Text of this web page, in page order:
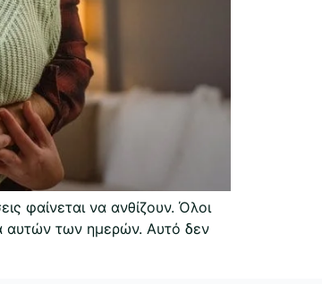
φαίνεται να ανθίζουν. Όλοι
αυτών των ημερών. Αυτό δεν